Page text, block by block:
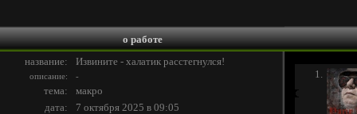
о работе
название:
Извините - халатик расстегнулся!
описание: -
тема:
макро
дата:
7 октября 2025 в 09:05
1.